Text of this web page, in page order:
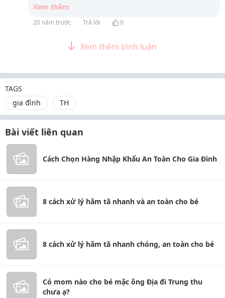
Xem thêm
20 năm trước Trả lời 0
Xem thêm bình luận
TAGS
gia đình
TH
Bài viết liên quan
Cách Chọn Hàng Nhập Khẩu An Toàn Cho Gia Đình
8 cách xử lý hăm tã nhanh và an toàn cho bé
8 cách xử lý hăm tã nhanh chóng, an toàn cho bé
Có mom nào cho bé mặc ông Địa đi Trung thu
chưa ạ?